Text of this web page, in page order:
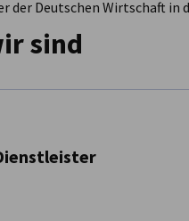
Handelskammer (AHK